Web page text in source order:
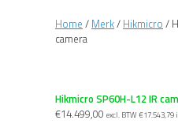
Home / Merk/ Hikmicro /
camera
Hikmicro SP60H-L12 IR
€14.499,00 excl. BTW €17.543,79